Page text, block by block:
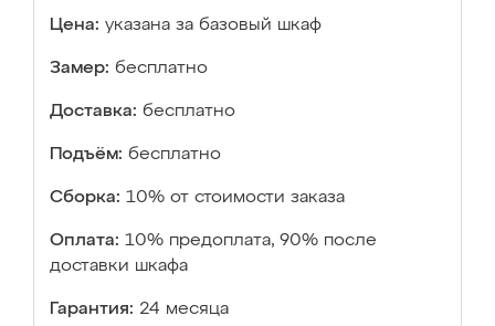
Цена: указана за базовый шкаф
Замер: бесплатно
Доставка: бесплатно
Подъём: бесплатно
Сборка: 10% от стоимости заказа
Оплата: 10% предоплата, 90% после
доставки шкафа
Гарантия: 24 месяца